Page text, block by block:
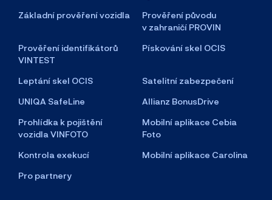
Základní prověření vozidla
Prověření původu
v zahraničí PROVIN
Prověření identifikátorů
VINTEST
Pískování skel OCIS
Leptání skel OCIS
Satelitní zabezpečení
UNIQA SafeLine
Allianz BonusDrive
Prohlídka k pojištění
vozidla VINFOTO
Mobilní aplikace Cebia
Foto
Kontrola exekucí
Mobilní aplikace Carolina
Pro partnery